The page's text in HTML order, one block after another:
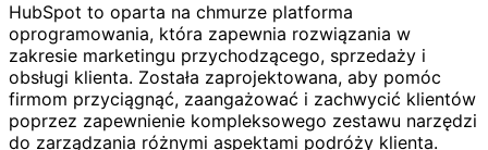
HubSpot to oparta na chmurze platforma
oprogramowania, która zapewnia rozwiązania w
zakresie marketingu przychodzącego, sprzedaży i
obsługi klienta. Została zaprojektowana, aby pomóc
firmom przyciągnąć, zaangażować i zachwycić klientów
poprzez zapewnienie kompleksowego zestawu narzędzi
do zarządzania różnymi aspektami podróży klienta.